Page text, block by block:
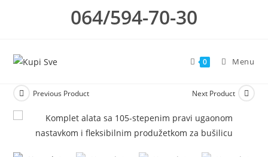
064/594-70-30
0 Menu
Previous Product Next Product